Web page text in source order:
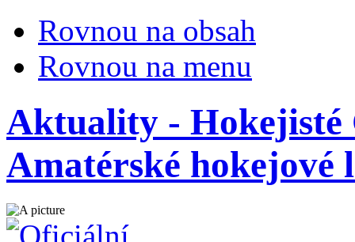
Rovnou na obsah
Rovnou na menu
Aktuality - Hokejisté
Amatérské hokejové